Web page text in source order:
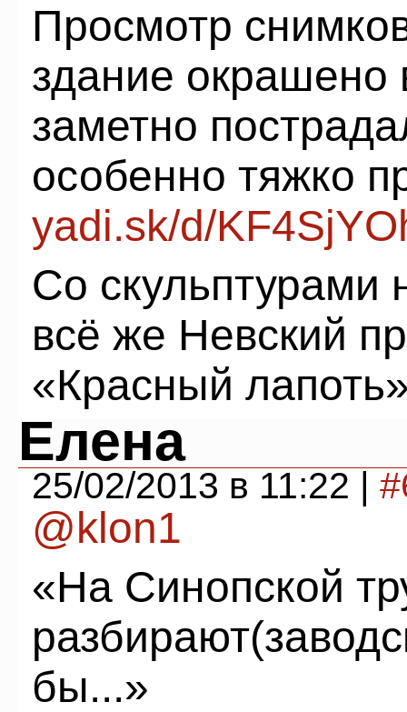
Просмотр
здание окрашено
заметно
особенно тяжко
yadi.sk/d/
Со скульптурами
всё же Невский
«Красный
Елена
25/02/2013 в 11:22 |
@klon1
«На Синопской
бы...»